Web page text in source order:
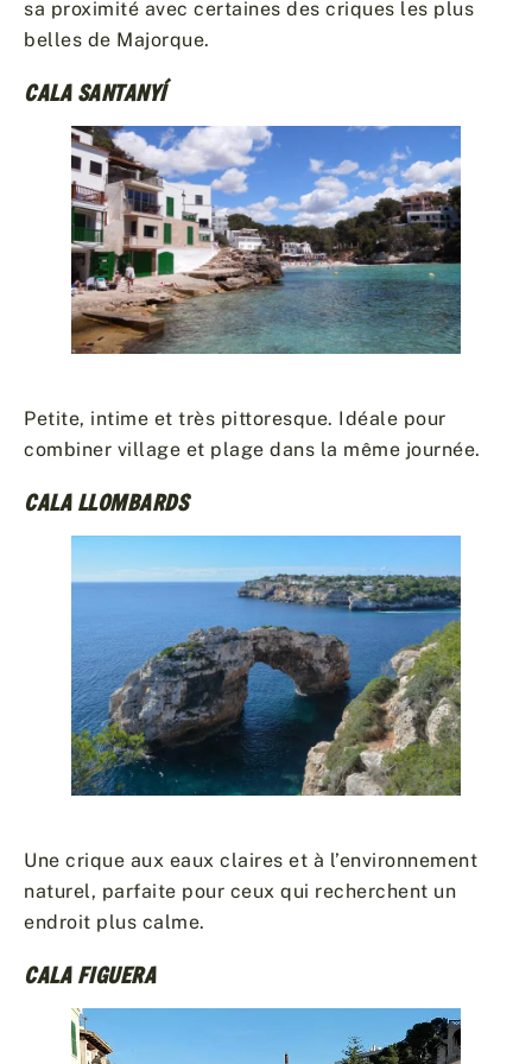
sa proximité avec certaines des criques les plus
belles de Majorque.
CALA SANTANYÍ
Petite, intime et très pittoresque. Idéale pour
combiner village et plage dans la même journée.
CALA LLOMBARDS
Une crique aux eaux claires et à l’environnement
naturel, parfaite pour ceux qui recherchent un
endroit plus calme.
CALA FIGUERA